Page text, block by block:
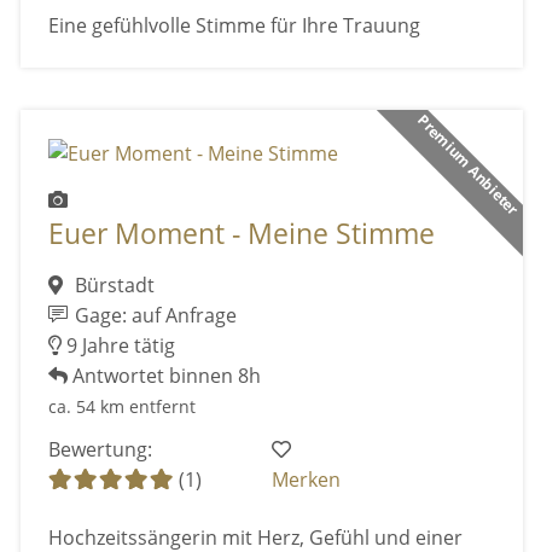
Eine gefühlvolle Stimme für Ihre Trauung
Premium Anbieter
Euer Moment - Meine Stimme
Bürstadt
Gage: auf Anfrage
9 Jahre tätig
Antwortet binnen 8h
ca. 54 km entfernt
Bewertung:
(1)
Merken
Hochzeitssängerin mit Herz, Gefühl und einer